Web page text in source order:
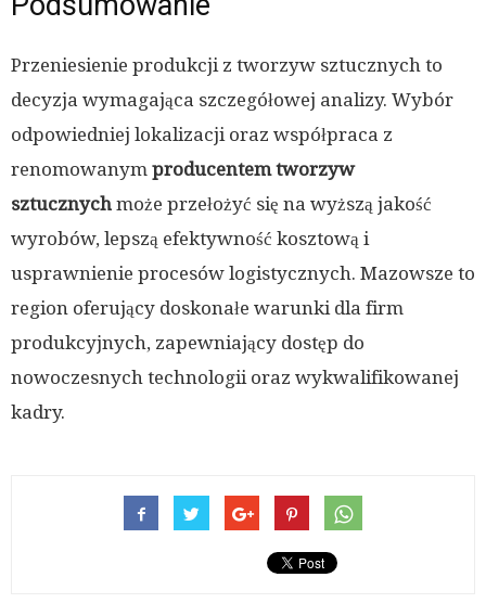
Przeniesienie produkcji z tworzyw sztucznych to
decyzja wymagająca szczegółowej analizy. Wybór
odpowiedniej lokalizacji oraz współpraca z
renomowanym producentem tworzyw
sztucznych może przełożyć się na wyższą jakość
wyrobów, lepszą efektywność kosztową i
usprawnienie procesów logistycznych. Mazowsze to
region oferujący doskonałe warunki dla firm
produkcyjnych, zapewniający dostęp do
nowoczesnych technologii oraz wykwalifikowanej
kadry.